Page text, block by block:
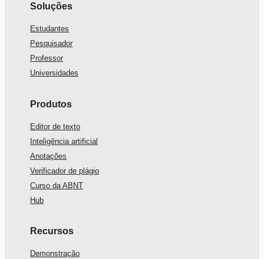
Soluções
Estudantes
Pesquisador
Professor
Universidades
Produtos
Editor de texto
Inteligência artificial
Anotações
Verificador de plágio
Curso da ABNT
Hub
Recursos
Demonstração